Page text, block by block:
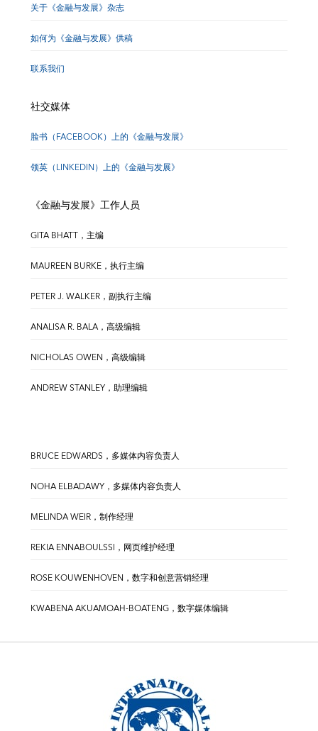
关于《金融与发展》杂志
如何为《金融与发展》供稿
联系我们
社交媒体
脸书（FACEBOOK）上的《金融与发展》
领英（LINKEDIN）上的《金融与发展》
《金融与发展》工作人员
GITA BHATT，主编
MAUREEN BURKE，执行主编
PETER J. WALKER，副执行主编
ANALISA R. BALA，高级编辑
NICHOLAS OWEN，高级编辑
ANDREW STANLEY，助理编辑
BRUCE EDWARDS，多媒体内容负责人
NOHA ELBADAWY，多媒体内容负责人
MELINDA WEIR，制作经理
REKIA ENNABOULSSI，网页维护经理
ROSE KOUWENHOVEN，数字和创意营销经理
KWABENA AKUAMOAH-BOATENG，数字媒体编辑